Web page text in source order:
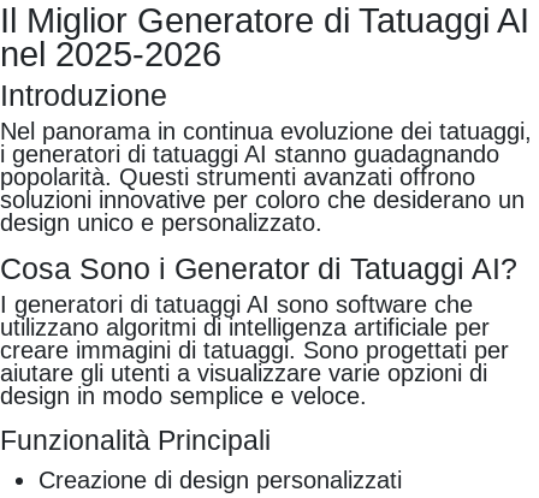
Il Miglior Generatore di Tatuaggi AI
nel 2025-2026
Introduzione
Nel panorama in continua evoluzione dei tatuaggi,
i generatori di tatuaggi AI stanno guadagnando
popolarità. Questi strumenti avanzati offrono
soluzioni innovative per coloro che desiderano un
design unico e personalizzato.
Cosa Sono i Generator di Tatuaggi AI?
I generatori di tatuaggi AI sono software che
utilizzano algoritmi di intelligenza artificiale per
creare immagini di tatuaggi. Sono progettati per
aiutare gli utenti a visualizzare varie opzioni di
design in modo semplice e veloce.
Funzionalità Principali
Creazione di design personalizzati